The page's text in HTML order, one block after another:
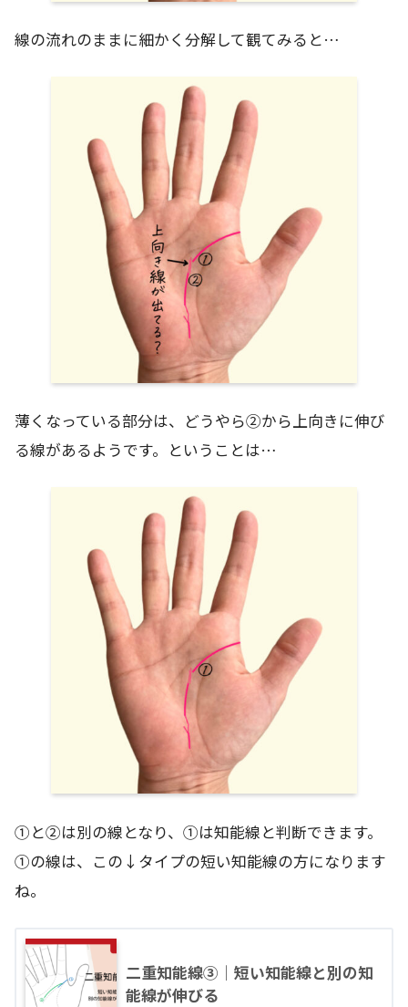
線の流れのままに細かく分解して観てみると…
薄くなっている部分は、どうやら②から上向きに伸び
る線があるようです。ということは…
①と②は別の線となり、①は知能線と判断できます。
①の線は、この↓タイプの短い知能線の方になります
ね。
二重知能線③｜短い知能線と別の知
能線が伸びる